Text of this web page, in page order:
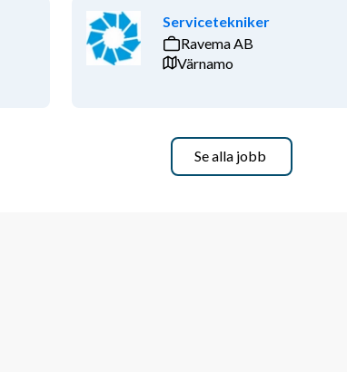
Servicetekniker
Ravema AB
Värnamo
Se alla jobb